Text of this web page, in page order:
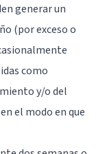
generar un
(por exceso o
como
y/o del
el modo en que